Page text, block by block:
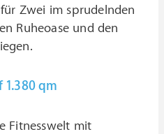
Zwei im sprudelnden
Ruheoase und den
1.380 qm
Fitnesswelt mit